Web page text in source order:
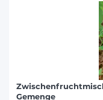
Gemenge